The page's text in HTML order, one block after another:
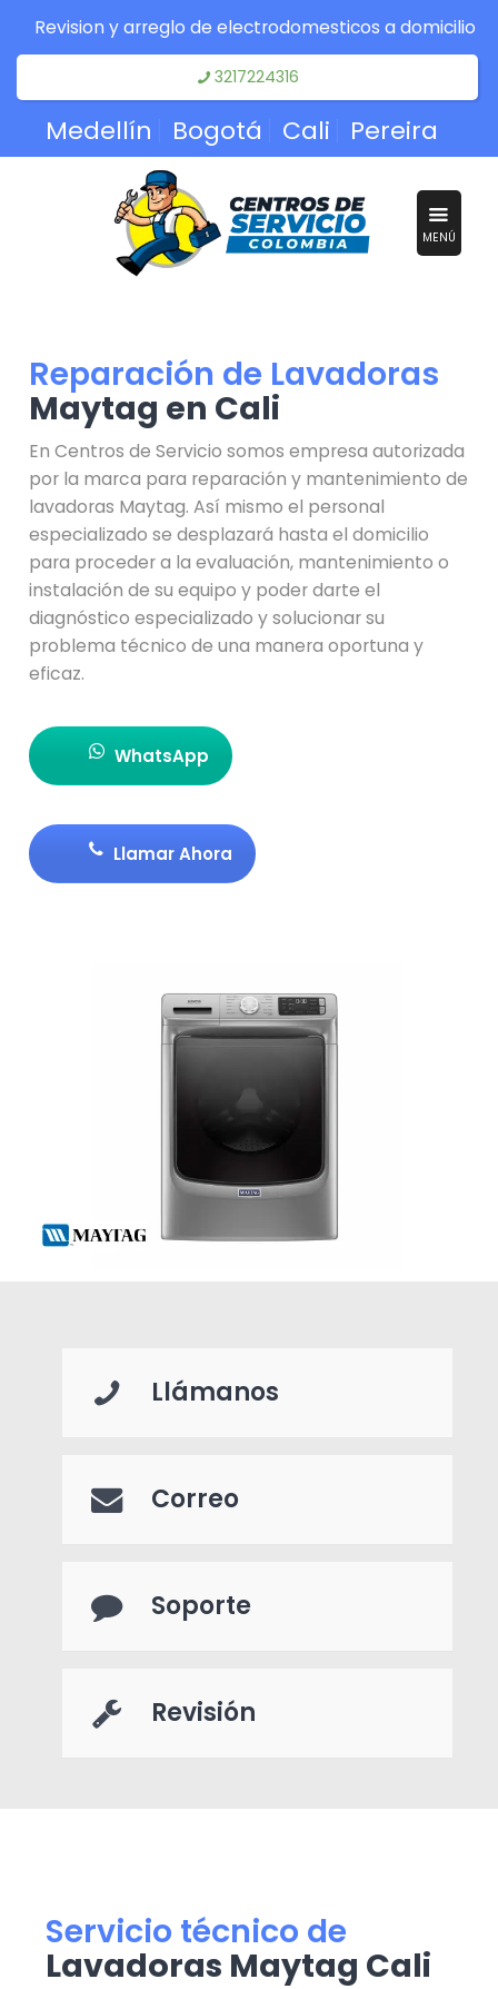
Revision y arreglo de electrodomesticos a domicilio
3217224316
Medellín Bogotá Cali Pereira
MENÚ
Reparación de Lavadoras
Maytag en Cali
En Centros de Servicio somos empresa autorizada
por la marca para reparación y mantenimiento de
lavadoras Maytag. Así mismo el personal
especializado se desplazará hasta el domicilio
para proceder a la evaluación, mantenimiento o
instalación de su equipo y poder darte el
diagnóstico especializado y solucionar su
problema técnico de una manera oportuna y
eficaz.
WhatsApp
Llamar Ahora
Llámanos
Correo
Soporte
Revisión
Servicio técnico de
Lavadoras Maytag Cali